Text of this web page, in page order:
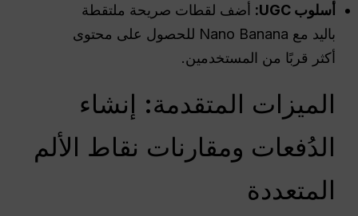
أسلوب UGC:
أضف لقطات صريحة ملتقطة
باليد مع Nano Banana للحصول على محتوى
أكثر قربًا من المستخدمين.
الميزات المتقدمة: إنشاء
الدُفعات ومقارنات نقاط الألم
المتعددة